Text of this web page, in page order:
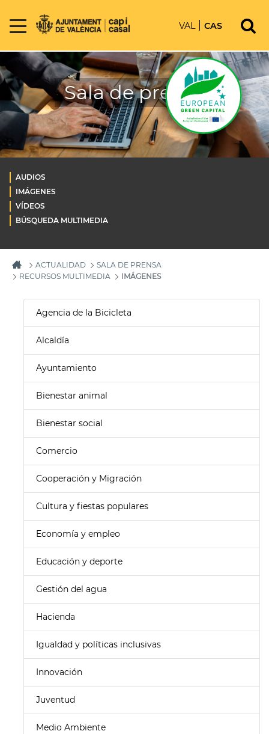
VAL CAS
Sala de prensa
AUDIOS
IMÁGENES
VÍDEOS
BÚSQUEDA MULTIMEDIA
ACTUALIDAD
SALA DE PRENSA
RECURSOS MULTIMEDIA
IMÁGENES
Agencia de la Bicicleta
Alcaldía
Ayuntamiento
Bienestar animal
Bienestar social
Comercio
Cooperación y Migración
Cultura y fiestas populares
Economía y empleo
Educación y deporte
Gestión del agua
Hacienda
Igualdad y políticas inclusivas
Innovación
Juventud
Medio Ambiente